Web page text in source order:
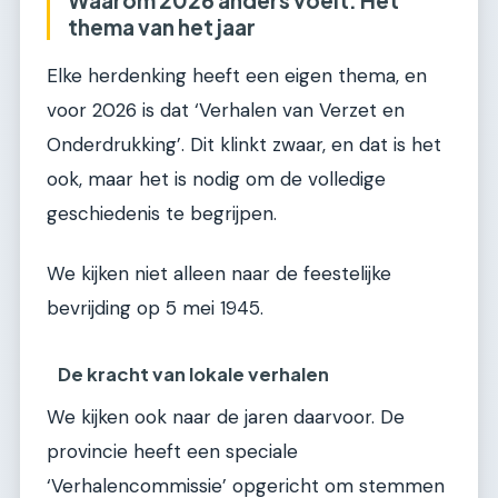
thema van het jaar
Elke herdenking heeft een eigen thema, en
voor 2026 is dat ‘Verhalen van Verzet en
Onderdrukking’. Dit klinkt zwaar, en dat is het
ook, maar het is nodig om de volledige
geschiedenis te begrijpen.
We kijken niet alleen naar de feestelijke
bevrijding op 5 mei 1945.
De kracht van lokale verhalen
We kijken ook naar de jaren daarvoor. De
provincie heeft een speciale
‘Verhalencommissie’ opgericht om stemmen